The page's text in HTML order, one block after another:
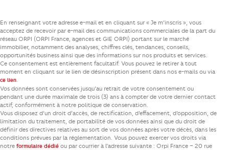
En renseignant votre adresse e-mail et en cliquant sur « Je m’inscris », vous
acceptez de recevoir par e-mail des communications commerciales de la part du
réseau ORPI (ORPI France, agences et GIE ORPI) portant sur le marché
immobilier, notamment des analyses, chiffres clés, tendances, conseils,
opportunités business ainsi que des informations sur nos produits et services.
Ce consentement est entièrement facultatif. Vous pouvez le retirer à tout
moment en cliquant sur le lien de désinscription présent dans nos e-mails ou via
ce lien.
Vos données sont conservées jusqu’au retrait de votre consentement ou
pendant une durée maximale de trois (3) ans à compter de votre dernier contact
actif, conformément à notre politique de conservation.
Vous disposez d’un droit d’accès, de rectification, d’effacement, d’opposition, de
limitation du traitement, de portabilité de vos données ainsi que du droit de
définir des directives relatives au sort de vos données après votre décès, dans les
conditions prévues par la réglementation. Vous pouvez exercer vos droits via
notre formulaire dédié ou par courrier à l’adresse suivante : Orpi France – 20 rue